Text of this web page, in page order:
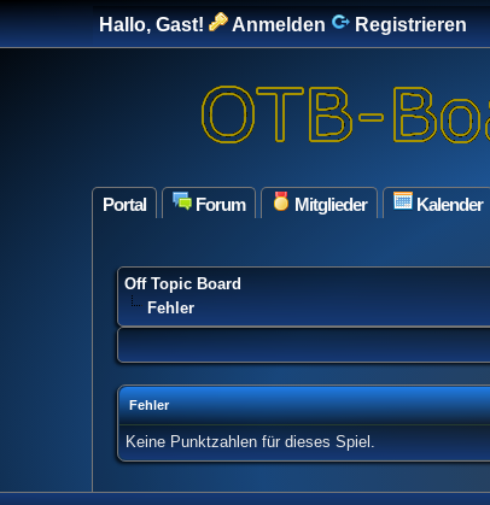
Hallo, Gast! Anmelden Registrieren
Portal Forum Mitglieder Kalender
Off Topic Board
Fehler
Fehler
Keine Punktzahlen für dieses Spiel.